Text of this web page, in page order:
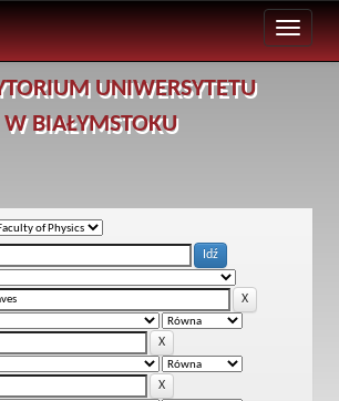
UNIWERSYTETU
W BIAŁYMSTOKU